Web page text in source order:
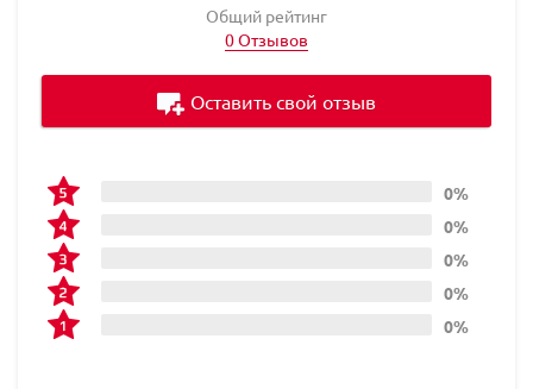
Общий рейтинг
0 Отзывов
0%
0%
0%
0%
0%
Оставить свой отзыв